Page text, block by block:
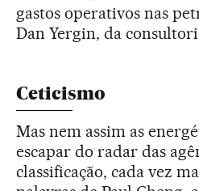
gastos operativos nas
Dan Yergin, da
Ceticismo
Mas nem assim as
escapar do radar das
classificação, cada vez